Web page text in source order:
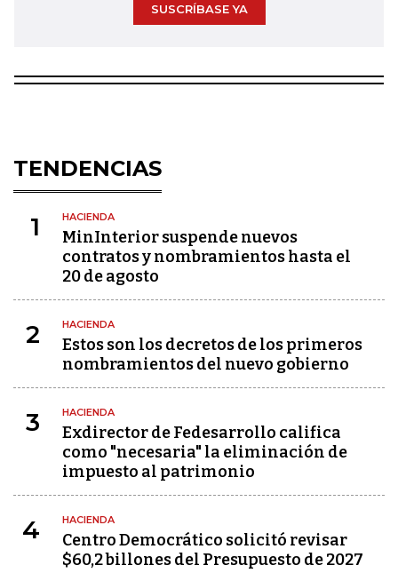
SUSCRÍBASE YA
TENDENCIAS
1 HACIENDA
MinInterior suspende nuevos
contratos y nombramientos hasta el
20 de agosto
2 HACIENDA
Estos son los decretos de los primeros
nombramientos del nuevo gobierno
3 HACIENDA
Exdirector de Fedesarrollo califica
como "necesaria" la eliminación de
impuesto al patrimonio
4 HACIENDA
Centro Democrático solicitó revisar
$60,2 billones del Presupuesto de 2027